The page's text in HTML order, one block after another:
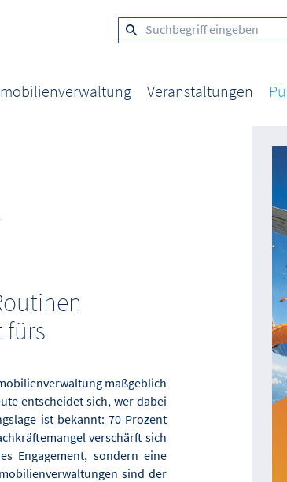
Veranstaltungen
fürs
maßgeblich
entscheidet sich, wer dabei
ist bekannt: 70 Prozent
verschärft sich
Engagement, sondern eine
sind der